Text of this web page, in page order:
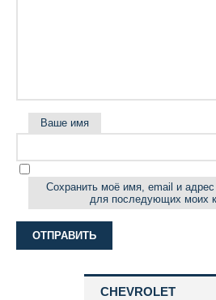
Ваше имя
Сохранить моё имя, email и
для последующих моих
CHEVROLET